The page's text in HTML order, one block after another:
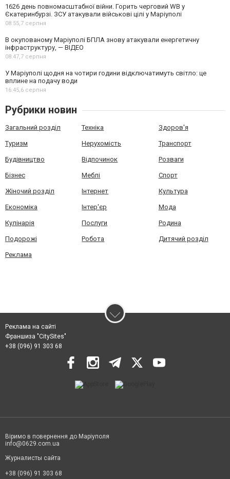
1626 день повномасштабної війни. Горить черговий WB у
Єкатеринбурзі. ЗСУ атакували військові цілі у Маріуполі
08:55,7 серпня
В окупованому Маріуполі БПЛА знову атакували енергетичну
інфраструктуру, — ВІДЕО
08:47,7 серпня
У Маріуполі щодня на чотири години відключатимуть світло: це
вплине на подачу води
16:45,6 серпня
Рубрики новин
Загальний розділ Техніка Здоров'я
Туризм Нерухомість Транспорт
Будівництво Відпочинок Розваги
Бізнес Меблі Спорт
Жіночий розділ Інтернет Культура
Економіка Інтер'єр Мода
Кулінарія Послуги Родина
Подорожі Робота Дитячий розділ
Реклама
Реклама на сайті
Франшиза "CitySites"
+38 (096) 91 303 68
Віримо в повернення до Маріуполя
info@0629.com.ua
Журналисты сайта
+38 (096) 91 303 68